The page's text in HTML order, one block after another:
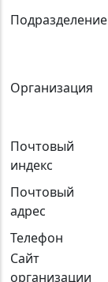
Подразделение
Организация
Почтовый
индекс
Почтовый
адрес
Телефон
Сайт
организации